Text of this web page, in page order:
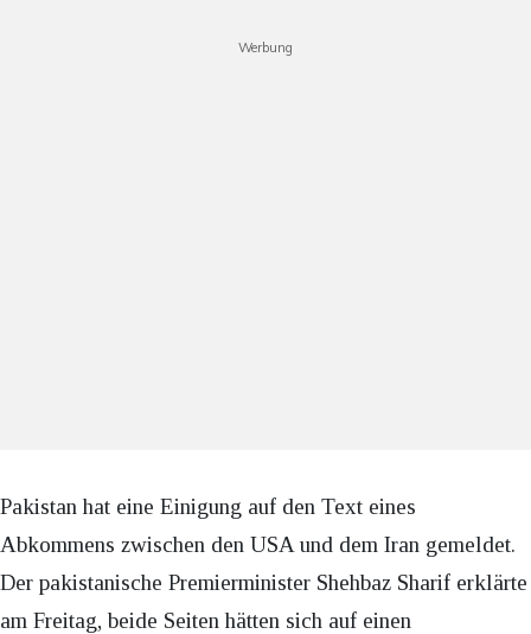
Werbung
Pakistan hat eine Einigung auf den Text eines
Abkommens zwischen den USA und dem Iran gemeldet.
Der pakistanische Premierminister Shehbaz Sharif erklärte
am Freitag, beide Seiten hätten sich auf einen